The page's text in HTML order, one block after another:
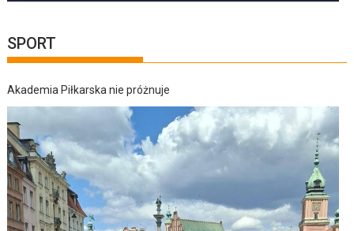
SPORT
Akademia Piłkarska nie próżnuje